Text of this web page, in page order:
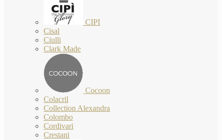
CIPI
Cisal
Ciulli
Clark Made
Cocoon
Colacril
Collection Alexandra
Colombo
Cordivari
Crestani